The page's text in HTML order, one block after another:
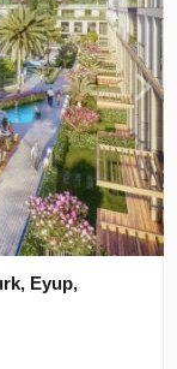
Eyup,